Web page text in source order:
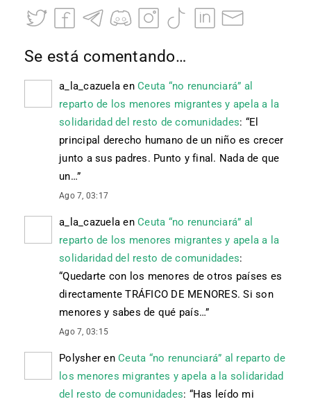
Se está comentando…
a_la_cazuela en Ceuta “no renunciará” al
reparto de los menores migrantes y apela a la
solidaridad del resto de comunidades: “El
principal derecho humano de un niño es crecer
junto a sus padres. Punto y final. Nada de que
un…”
Ago 7, 03:17
a_la_cazuela en Ceuta “no renunciará” al
reparto de los menores migrantes y apela a la
solidaridad del resto de comunidades:
“Quedarte con los menores de otros países es
directamente TRÁFICO DE MENORES. Si son
menores y sabes de qué país…”
Ago 7, 03:15
Polysher en Ceuta “no renunciará” al reparto de
los menores migrantes y apela a la solidaridad
del resto de comunidades: “Has leído mi